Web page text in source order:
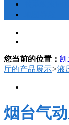
您当前的位置： 凯
厅的产品展示>液
烟台气